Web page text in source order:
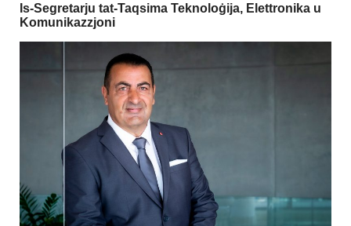
Is-Segretarju tat-Taqsima Teknoloġija, Elettronika u
Komunikazzjoni